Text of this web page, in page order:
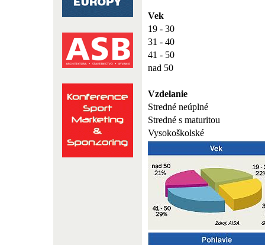
Vek
19 - 30
31 - 40
41 - 50
nad 50
Vzdelanie
Stredné neúplné
Stredné s maturitou
Vysokoškolské